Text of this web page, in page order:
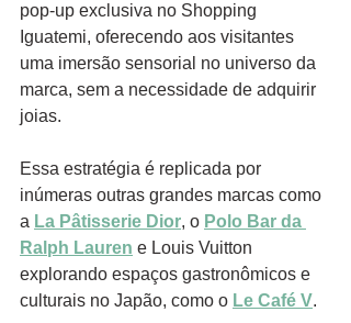
pop-up exclusiva no Shopping
Iguatemi, oferecendo aos visitantes
uma imersão sensorial no universo da
marca, sem a necessidade de adquirir
joias.
Essa estratégia é replicada por
inúmeras outras grandes marcas como
a La Pâtisserie Dior, o Polo Bar da
Ralph Lauren e Louis Vuitton
explorando espaços gastronômicos e
culturais no Japão, como o Le Café V.